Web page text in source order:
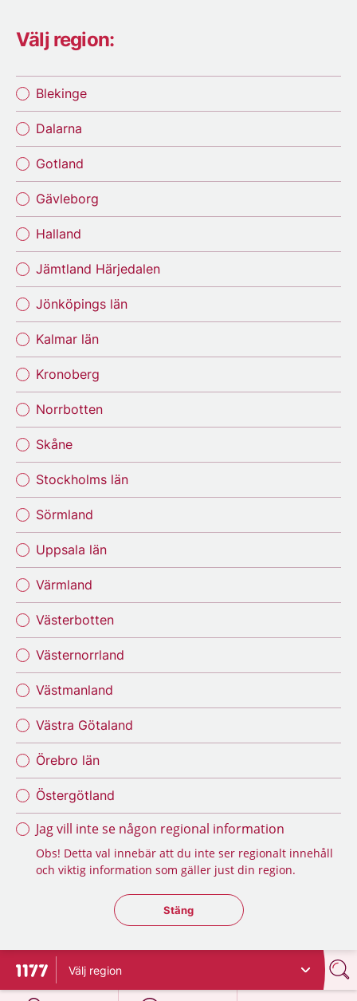
Välj region:
Blekinge
Dalarna
Gotland
Gävleborg
Halland
Jämtland Härjedalen
Jönköpings län
Kalmar län
Kronoberg
Norrbotten
Skåne
Stockholms län
Sörmland
Uppsala län
Värmland
Västerbotten
Västernorrland
Västmanland
Västra Götaland
Örebro län
Östergötland
Jag vill inte se någon regional information
Obs! Detta val innebär att du inte ser regionalt innehåll
och viktig information som gäller just din region.
Stäng regionsväljaren
Stäng
Till startsidan för 1177
Välj region
på 1177.se
på 1177.se